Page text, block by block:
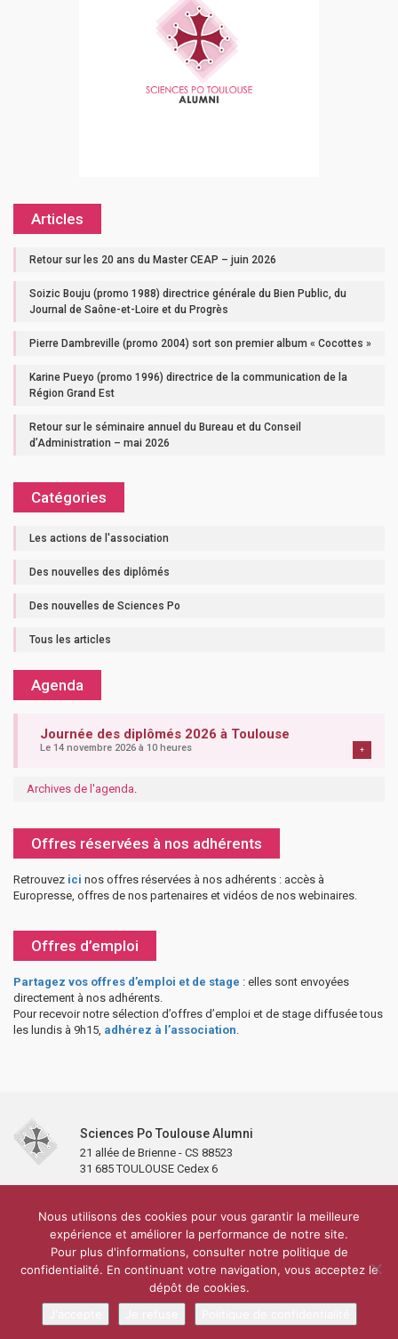
Articles
Retour sur les 20 ans du Master CEAP – juin 2026
Soizic Bouju (promo 1988) directrice générale du Bien Public, du
Journal de Saône-et-Loire et du Progrès
Pierre Dambreville (promo 2004) sort son premier album « Cocottes »
Karine Pueyo (promo 1996) directrice de la communication de la
Région Grand Est
Retour sur le séminaire annuel du Bureau et du Conseil
d’Administration – mai 2026
Catégories
Les actions de l'association
Des nouvelles des diplômés
Des nouvelles de Sciences Po
Tous les articles
Agenda
Journée des diplômés 2026 à Toulouse
Le 14 novembre 2026 à 10 heures +
Archives de l'agenda.
Offres réservées à nos adhérents
Retrouvez ici nos offres réservées à nos adhérents : accès à
Europresse, offres de nos partenaires et vidéos de nos webinaires.
Offres d’emploi
Partagez vos offres d’emploi et de stage : elles sont envoyées
directement à nos adhérents.
Pour recevoir notre sélection d’offres d’emploi et de stage diffusée tous
les lundis à 9h15, adhérez à l’association.
Sciences Po Toulouse Alumni
21 allée de Brienne - CS 88523
31 685 TOULOUSE Cedex 6
Partenaires et soutiens
Lettre d’information
Réseaux sociaux
Sciences Po Toulouse
Carré Alumni de la bibliothèque de Sciences Po Toulouse
10 000 diplômés
Réseau ScPo
Mentions légales Politique de confidentialité
Plan du site
Conception & réalisation :CEREAL CONCEPT
Nous utilisons des cookies pour vous garantir la meilleure
expérience et améliorer la performance de notre site.
Pour plus d'informations, consulter notre politique de
confidentialité. En continuant votre navigation, vous acceptez le
dépôt de cookies.